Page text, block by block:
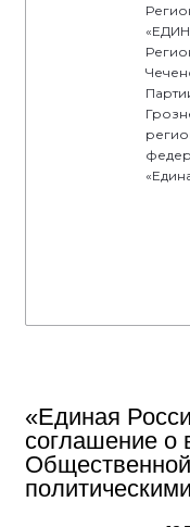
«Единая
соглашение о